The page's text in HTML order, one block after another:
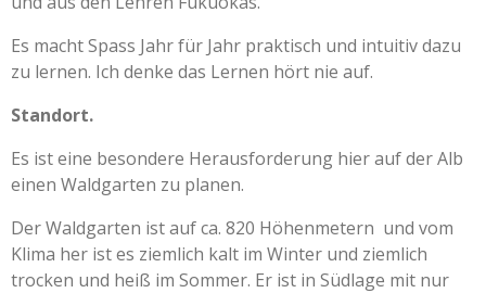
Es macht Spass Jahr für Jahr praktisch und intuitiv dazu
zu lernen. Ich denke das Lernen hört nie auf.
Standort.
Es ist eine besondere Herausforderung hier auf der Alb
einen Waldgarten zu planen.
Der Waldgarten ist auf ca. 820 Höhenmetern und vom
Klima her ist es ziemlich kalt im Winter und ziemlich
trocken und heiß im Sommer. Er ist in Südlage mit nur